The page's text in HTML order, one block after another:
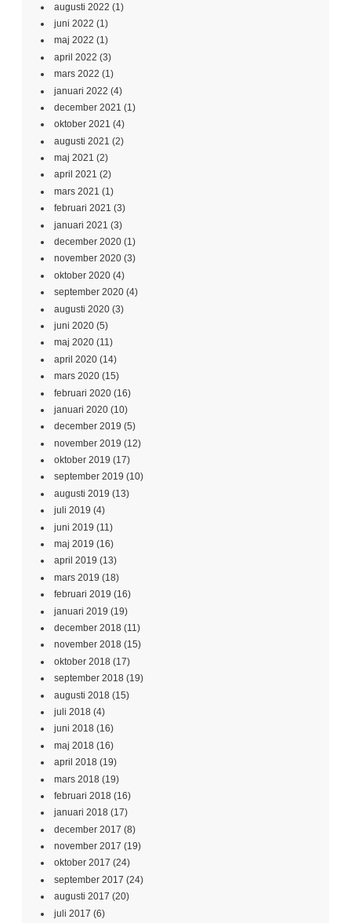
augusti 2022 (1)
juni 2022 (1)
maj 2022 (1)
april 2022 (3)
mars 2022 (1)
januari 2022 (4)
december 2021 (1)
oktober 2021 (4)
augusti 2021 (2)
maj 2021 (2)
april 2021 (2)
mars 2021 (1)
februari 2021 (3)
januari 2021 (3)
december 2020 (1)
november 2020 (3)
oktober 2020 (4)
september 2020 (4)
augusti 2020 (3)
juni 2020 (5)
maj 2020 (11)
april 2020 (14)
mars 2020 (15)
februari 2020 (16)
januari 2020 (10)
december 2019 (5)
november 2019 (12)
oktober 2019 (17)
september 2019 (10)
augusti 2019 (13)
juli 2019 (4)
juni 2019 (11)
maj 2019 (16)
april 2019 (13)
mars 2019 (18)
februari 2019 (16)
januari 2019 (19)
december 2018 (11)
november 2018 (15)
oktober 2018 (17)
september 2018 (19)
augusti 2018 (15)
juli 2018 (4)
juni 2018 (16)
maj 2018 (16)
april 2018 (19)
mars 2018 (19)
februari 2018 (16)
januari 2018 (17)
december 2017 (8)
november 2017 (19)
oktober 2017 (24)
september 2017 (24)
augusti 2017 (20)
juli 2017 (6)